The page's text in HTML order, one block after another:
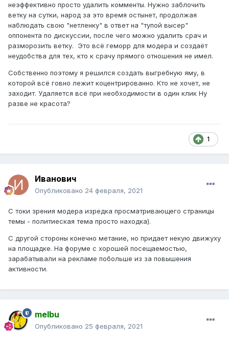
неэффективно просто удалить комменты. Нужно заблочить
ветку на сутки, народ за это время остынет, продолжая
наблюдать свою "нетленку" в ответ на "тупой высер"
оппонента по дискуссии, после чего можно удалить срач и
разморозить ветку. Это всё геморр для модера и создаёт
неудобства для тех, кто к срачу прямого отношения не имел.
Собственно поэтому я решился создать выгребную яму, в
которой всё говно лежит коцентрированно. Кто не хочет, не
заходит. Удаляется всё при необходимости в один клик Ну
разве не красота?
1
Иванович
Опубликовано 24 февраля, 2021
С токи зрения модера изредка просматривающего страницы
темы - политиеская тема просто находка).
С другой стороны конечно метание, но придает некую движуху
на площадке. На форуме с хорошей посещаемостью,
зарабатывали на рекламе побольше из за повышения
активности.
melbu
Опубликовано 25 февраля, 2021